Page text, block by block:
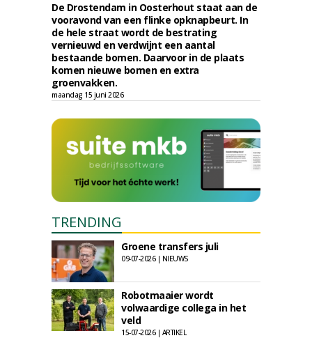
De Drostendam in Oosterhout staat aan de
vooravond van een flinke opknapbeurt. In
de hele straat wordt de bestrating
vernieuwd en verdwijnt een aantal
bestaande bomen. Daarvoor in de plaats
komen nieuwe bomen en extra
groenvakken.
maandag 15 juni 2026
TRENDING
Groene transfers juli
09-07-2026 | NIEUWS
Robotmaaier wordt
volwaardige collega in het
veld
15-07-2026 | ARTIKEL